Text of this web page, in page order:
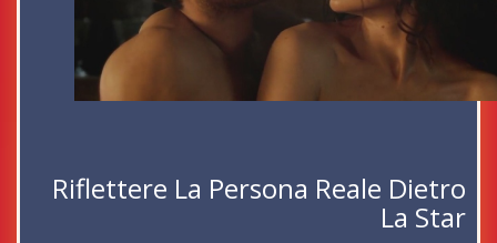
Riflettere La Persona Reale Dietro
La Star